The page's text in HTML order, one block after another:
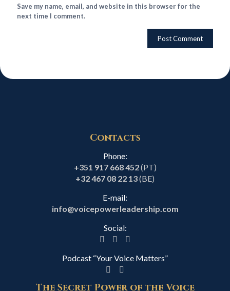
Save my name, email, and website in this browser for the
next time I comment.
Contacts
Phone:
+351 917 668 452(PT)
+32 467 08 22 13(BE)
E-mail:
info@voicepowerleadership.com
Social:
Podcast “Your Voice Matters”
The Secret Power of the Voice